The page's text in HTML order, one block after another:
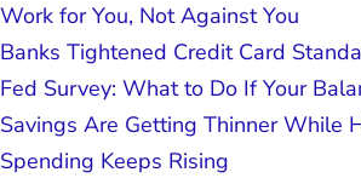
Work for You, Not Against You
Banks Tightened Credit Card
Fed Survey: What to Do If Your
Savings Are Getting Thinner While
Spending Keeps Rising